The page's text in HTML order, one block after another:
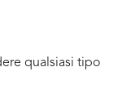
qualsiasi tipo